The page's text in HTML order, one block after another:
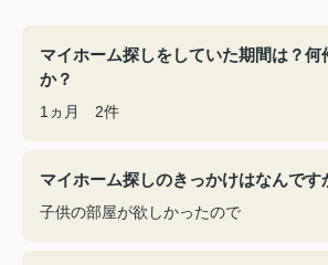
マイホーム探しをしていた期間は？何
か？
1ヵ月 2件
マイホーム探しのきっかけはなんです
子供の部屋が欲しかったので